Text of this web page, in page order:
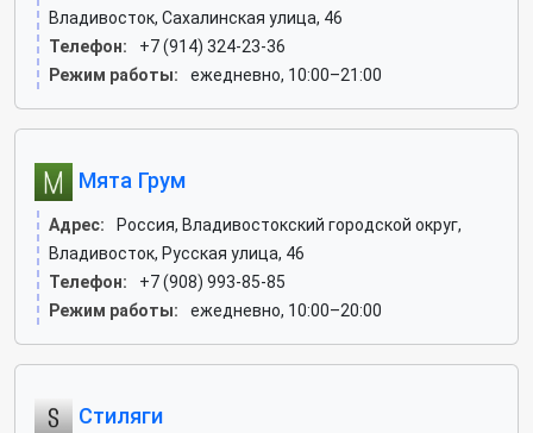
Владивосток, Сахалинская улица, 46
Телефон:
+7 (914) 324-23-36
Режим работы:
ежедневно, 10:00–21:00
Мята Грум
Адрес:
Россия, Владивостокский городской округ,
Владивосток, Русская улица, 46
Телефон:
+7 (908) 993-85-85
Режим работы:
ежедневно, 10:00–20:00
Стиляги